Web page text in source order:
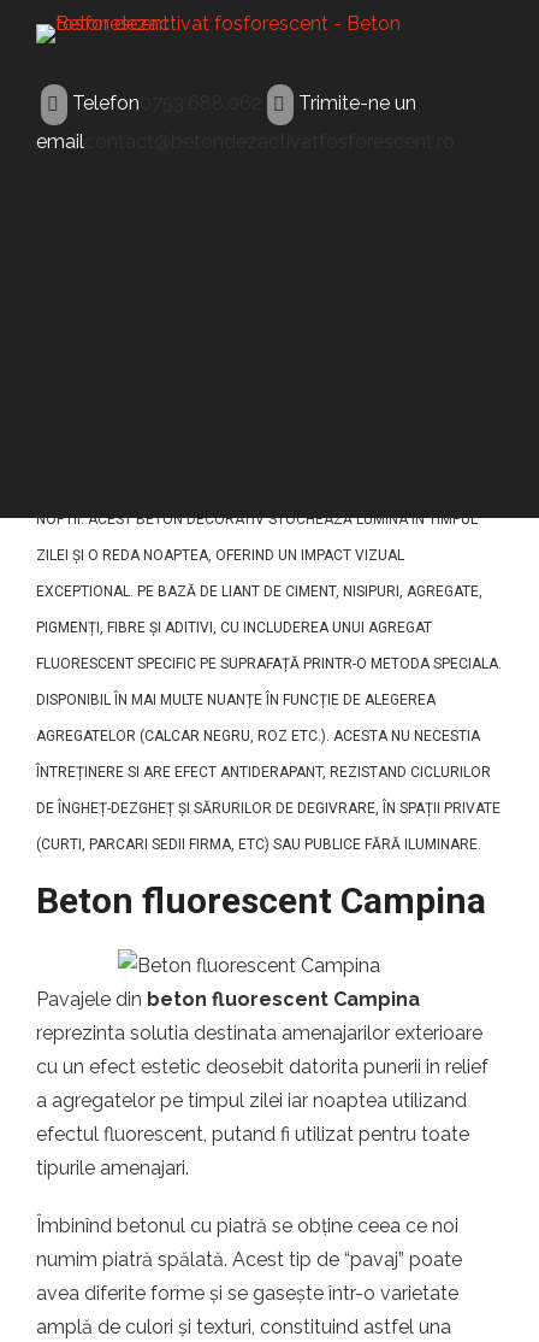
Telefon
Trimite-ne un
email
NOPTII. ACEST BETON DECORATIV STOCHEAZĂ LUMINA ÎN TIMPUL
ZILEI ȘI O REDA NOAPTEA, OFERIND UN IMPACT VIZUAL
EXCEPTIONAL. PE BAZĂ DE LIANT DE CIMENT, NISIPURI, AGREGATE,
PIGMENȚI, FIBRE ȘI ADITIVI, CU INCLUDEREA UNUI AGREGAT
FLUORESCENT SPECIFIC PE SUPRAFAȚĂ PRINTR-O METODA SPECIALA.
DISPONIBIL ÎN MAI MULTE NUANȚE ÎN FUNCȚIE DE ALEGEREA
AGREGATELOR (CALCAR NEGRU, ROZ ETC.). ACESTA NU NECESTIA
ÎNTREȚINERE SI ARE EFECT ANTIDERAPANT, REZISTAND CICLURILOR
DE ÎNGHEȚ-DEZGHEȚ ȘI SĂRURILOR DE DEGIVRARE, ÎN SPAȚII PRIVATE
(CURTI, PARCARI SEDII FIRMA, ETC) SAU PUBLICE FĂRĂ ILUMINARE.
Beton fluorescent Campina
Pavajele din beton fluorescent Campina
reprezinta solutia destinata amenajarilor exterioare
cu un efect estetic deosebit datorita punerii in relief
a agregatelor pe timpul zilei iar noaptea utilizand
efectul fluorescent, putand fi utilizat pentru toate
tipurile amenajari.
Îmbinînd betonul cu piatră se obține ceea ce noi
numim piatră spălată. Acest tip de “pavaj” poate
avea diferite forme și se gasește într-o varietate
amplă de culori și texturi, constituind astfel una